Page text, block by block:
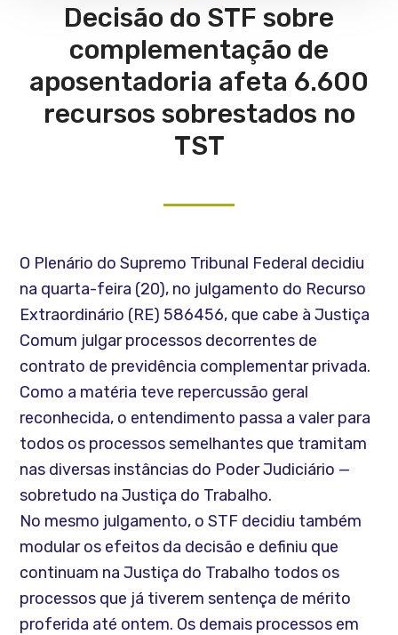
Decisão do STF sobre
complementação de
aposentadoria afeta 6.600
recursos sobrestados no
TST
O Plenário do Supremo Tribunal Federal decidiu
na quarta-feira (20), no julgamento do Recurso
Extraordinário (RE) 586456, que cabe à Justiça
Comum julgar processos decorrentes de
contrato de previdência complementar privada.
Como a matéria teve repercussão geral
reconhecida, o entendimento passa a valer para
todos os processos semelhantes que tramitam
nas diversas instâncias do Poder Judiciário —
sobretudo na Justiça do Trabalho.
No mesmo julgamento, o STF decidiu também
modular os efeitos da decisão e definiu que
continuam na Justiça do Trabalho todos os
processos que já tiverem sentença de mérito
proferida até ontem. Os demais processos em